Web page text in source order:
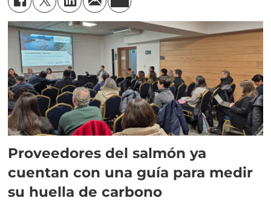
Proveedores del salmón ya
cuentan con una guía para medir
su huella de carbono